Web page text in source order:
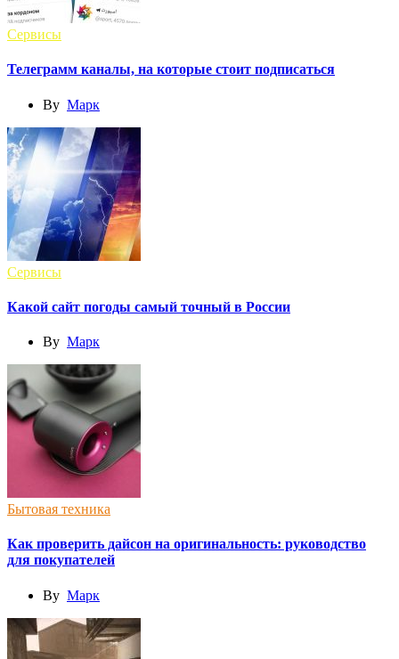
Сервисы
Телеграмм каналы, на которые стоит подписаться
By Марк
Сервисы
Какой сайт погоды самый точный в России
By Марк
Бытовая техника
Как проверить дайсон на оригинальность: руководство
для покупателей
By Марк